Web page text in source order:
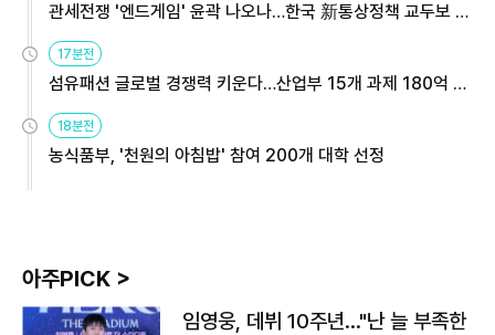
관세전쟁 '엔드게임' 윤곽 나오나…한국 新통상정책 교두보 활
용해야
17분전
섬유패션 글로벌 경쟁력 키운다…산업부 15개 과제 180억 지
원
18분전
농식품부, '천원의 아침밥' 참여 200개 대학 선정
아주PICK >
임영웅, 데뷔 10주년…"난 늘 부족한